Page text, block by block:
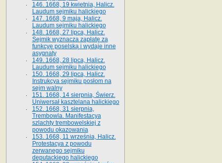
146. 1668, 19 kwietnia, Halicz.
Laudum sejmiku halickiego
147. 1668, 9 maja, Halicz.
Laudum sejmiku halickiego
148. 1668, 27 lipca, Halicz.
Sejmik wyznacza zapłatę za
funkcyę poselską i wydaje inne
asygnaty
149. 1668, 28 lipca, Halicz.
Laudum sejmiku halickiego
150. 1668, 29 lipca, Halicz.
Instrukcya sejmiku posłom na
sejm walny
151. 1668, 14 sierpnia, Świerz.
Uniwersał kasztelana halickiego
152. 1668, 31 sierpnia,
Trembowla. Manifestacya
szlachty trembowelskiej z
powodu okazowania
153. 1668, 11 września, Halicz.
Protestacya z powodu
zerwanego sejmiku
deputackiego halickiego